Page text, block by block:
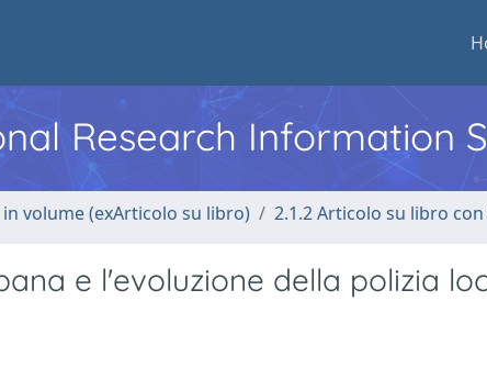
Research Information
volume (exArticolo su libro) 2.1.2 Articolo su libro con
e l'evoluzione della polizia